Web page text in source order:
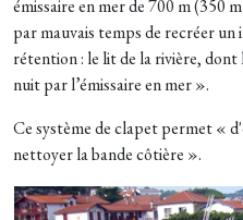
émissaire en mer de 700 m (350
par mauvais temps de recréer un
rétention : le lit de la rivière, dont
nuit par l’émissaire en mer ».
Ce système de clapet permet «
nettoyer la bande côtière ».